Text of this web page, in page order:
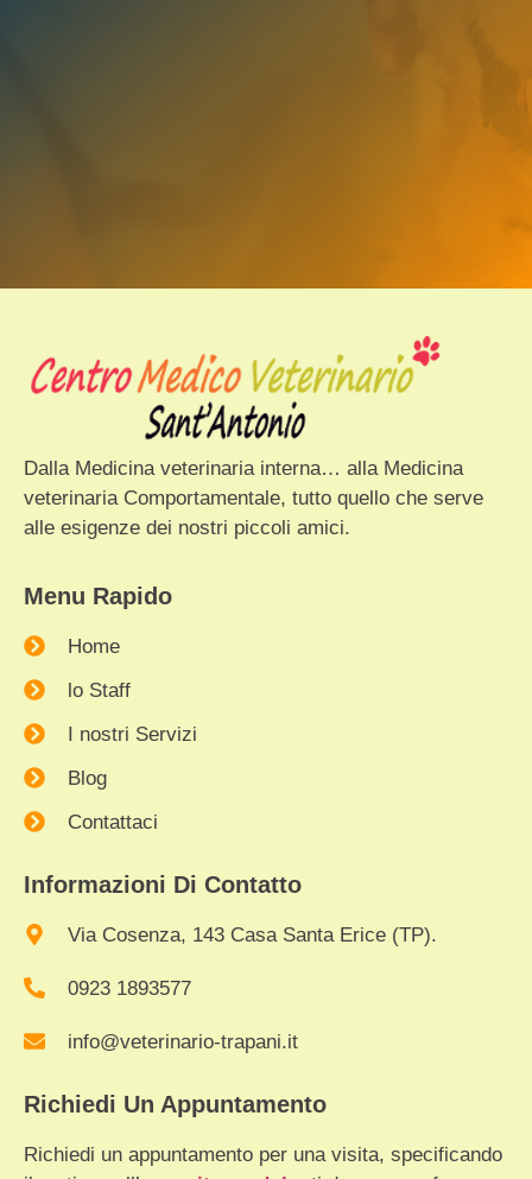
Dalla Medicina veterinaria interna… alla Medicina
veterinaria Comportamentale, tutto quello che serve
alle esigenze dei nostri piccoli amici.
Menu Rapido
Home
lo Staff
I nostri Servizi
Blog
Contattaci
Informazioni Di Contatto
Via Cosenza, 143 Casa Santa Erice (TP).
0923 1893577
info@veterinario-trapani.it
Richiedi Un Appuntamento
Richiedi un appuntamento per una visita, specificando